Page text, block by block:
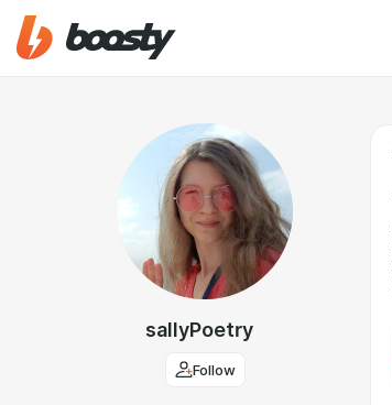
sallyPoetry
Follow